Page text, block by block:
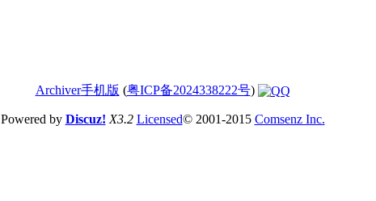
Archiver手机版 (粤ICP备2024338222号)
Powered by Discuz! X3.2 Licensed© 2001-2015 Comsenz Inc.